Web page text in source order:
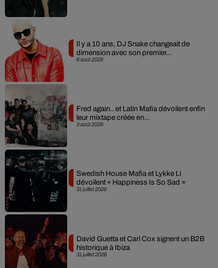
6 août 2026
Il y a 10 ans, DJ Snake changeait de
dimension avec son premier...
3 août 2026
Fred again.. et Latin Mafia dévoilent enfin
leur mixtape créée en...
31 juillet 2026
Swedish House Mafia et Lykke Li
dévoilent « Happiness Is So Sad »
31 juillet 2026
David Guetta et Carl Cox signent un B2B
historique à Ibiza